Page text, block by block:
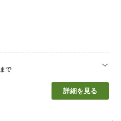
詳細を見る